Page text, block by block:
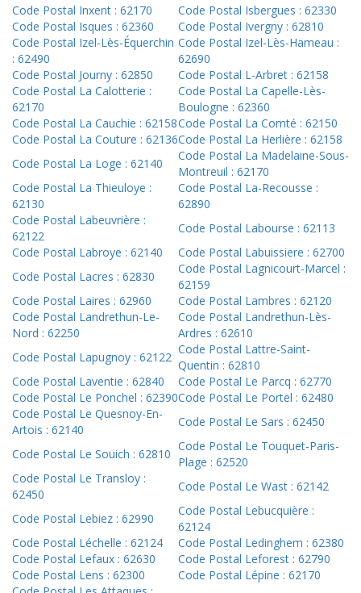
Code Postal Inxent : 62170
Code Postal Isbergues : 62330
Code Postal Isques : 62360
Code Postal Ivergny : 62810
Code Postal Izel-Lès-Équerchin
: 62490
Code Postal Izel-Lès-Hameau :
62690
Code Postal Journy : 62850
Code Postal L-Arbret : 62158
Code Postal La Calotterie :
62170
Code Postal La Capelle-Lès-
Boulogne : 62360
Code Postal La Cauchie : 62158Code Postal La Comté : 62150
Code Postal La Couture : 62136Code Postal La Herlière : 62158
Code Postal La Loge : 62140
Code Postal La Madelaine-Sous-
Montreuil : 62170
Code Postal La Thieuloye :
62130
Code Postal La-Recousse :
62890
Code Postal Labeuvrière :
62122
Code Postal Labourse : 62113
Code Postal Labroye : 62140
Code Postal Labuissiere : 62700
Code Postal Lacres : 62830
Code Postal Lagnicourt-Marcel :
62159
Code Postal Laires : 62960
Code Postal Lambres : 62120
Code Postal Landrethun-Le-
Nord : 62250
Code Postal Landrethun-Lès-
Ardres : 62610
Code Postal Lapugnoy : 62122
Code Postal Lattre-Saint-
Quentin : 62810
Code Postal Laventie : 62840
Code Postal Le Parcq : 62770
Code Postal Le Ponchel : 62390Code Postal Le Portel : 62480
Code Postal Le Quesnoy-En-
Artois : 62140
Code Postal Le Sars : 62450
Code Postal Le Souich : 62810
Code Postal Le Touquet-Paris-
Plage : 62520
Code Postal Le Transloy :
62450
Code Postal Le Wast : 62142
Code Postal Lebiez : 62990
Code Postal Lebucquière :
62124
Code Postal Léchelle : 62124
Code Postal Ledinghem : 62380
Code Postal Lefaux : 62630
Code Postal Leforest : 62790
Code Postal Lens : 62300
Code Postal Lépine : 62170